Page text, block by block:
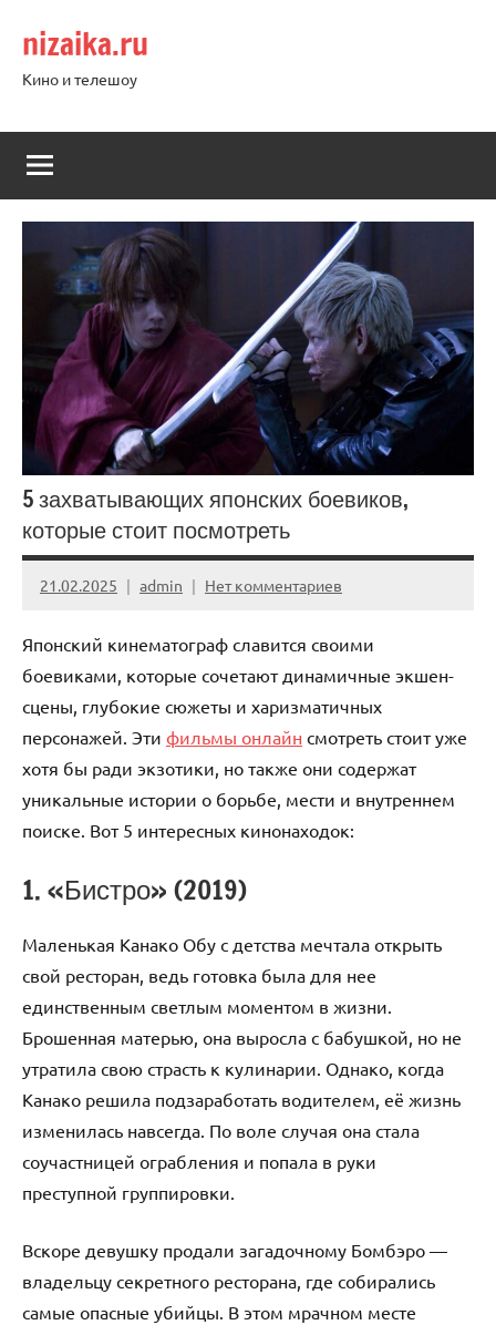
содержимому
nizaika.ru
Кино и телешоу
5 захватывающих японских боевиков,
которые стоит посмотреть
21.02.2025 admin Нет комментариев
Японский кинематограф славится своими
боевиками, которые сочетают динамичные экшен-
сцены, глубокие сюжеты и харизматичных
персонажей. Эти фильмы онлайн смотреть стоит уже
хотя бы ради экзотики, но также они содержат
уникальные истории о борьбе, мести и внутреннем
поиске. Вот 5 интересных кинонаходок:
1. «Бистро» (2019)
Маленькая Канако Обу с детства мечтала открыть
свой ресторан, ведь готовка была для нее
единственным светлым моментом в жизни.
Брошенная матерью, она выросла с бабушкой, но не
утратила свою страсть к кулинарии. Однако, когда
Канако решила подзаработать водителем, её жизнь
изменилась навсегда. По воле случая она стала
соучастницей ограбления и попала в руки
преступной группировки.
Вскоре девушку продали загадочному Бомбэро —
владельцу секретного ресторана, где собирались
самые опасные убийцы. В этом мрачном месте